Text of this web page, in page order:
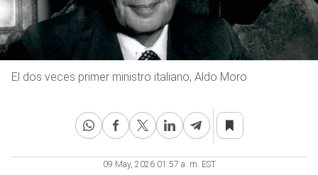
El dos veces primer ministro italiano, Aldo Moro
09 May, 2026 01:57 a. m. EST